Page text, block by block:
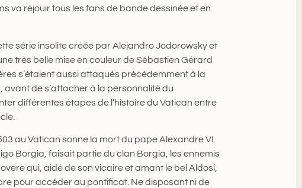
va réjouir tous les fans de bande dessinée et en
série insolite créée par Alejandro Jodorowsky et
très belle mise en couleur de Sébastien Gérard
s’étaient aussi attaqués précédemment à la
de s’attacher à la personnalité du
différentes étapes de l’histoire du Vatican entre
au Vatican sonne la mort du pape Alexandre VI.
Borgia, faisait partie du clan Borgia, les ennemis
qui, aidé de son vicaire et amant le bel Aldosi,
pour accéder au pontificat. Ne disposant ni de